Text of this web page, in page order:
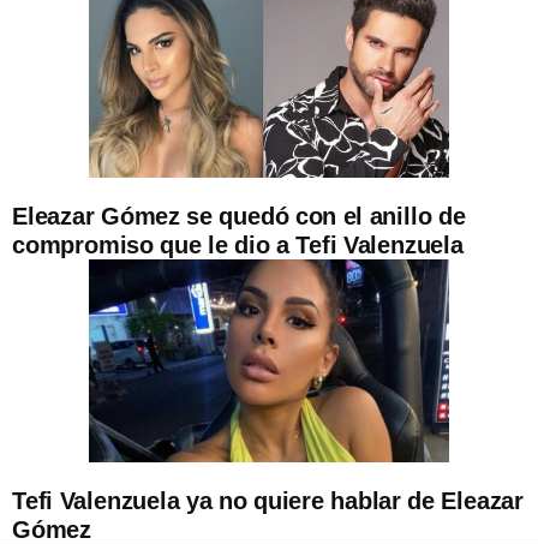
Eleazar Gómez se quedó con el anillo de
compromiso que le dio a Tefi Valenzuela
Tefi Valenzuela ya no quiere hablar de Eleazar
Gómez